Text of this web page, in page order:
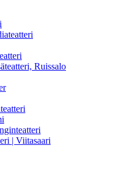
Ruissalo
| Viitasaari